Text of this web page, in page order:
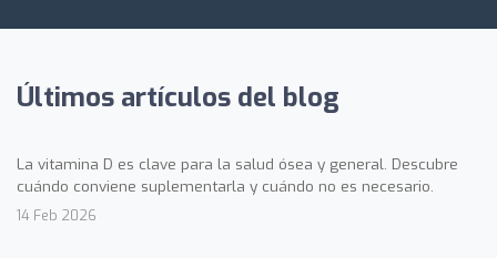
Últimos artículos del blog
La vitamina D es clave para la salud ósea y general. Descubre
cuándo conviene suplementarla y cuándo no es necesario.
14 Feb 2026